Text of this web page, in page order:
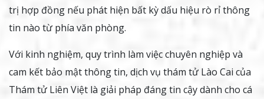
trị hợp đồng nếu phát hiện bất kỳ dấu hiệu rò rỉ thông
tin nào từ phía văn phòng.
Với kinh nghiệm, quy trình làm việc chuyên nghiệp và
cam kết bảo mật thông tin, dịch vụ thám tử Lào Cai của
Thám tử Liên Việt là giải pháp đáng tin cậy dành cho cá